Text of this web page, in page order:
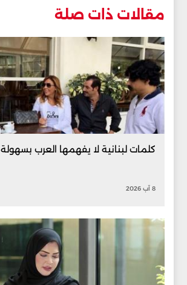
مقالات ذات صلة
كلمات لبنانية لا يفهمها العرب بسهولة
8 آب 2026